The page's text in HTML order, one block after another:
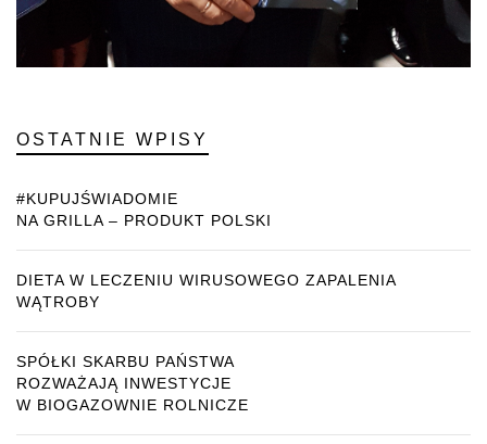
OSTATNIE WPISY
#KUPUJŚWIADOMIE
NA GRILLA – PRODUKT POLSKI
DIETA W LECZENIU WIRUSOWEGO ZAPALENIA
WĄTROBY
SPÓŁKI SKARBU PAŃSTWA
ROZWAŻAJĄ INWESTYCJE
W BIOGAZOWNIE ROLNICZE